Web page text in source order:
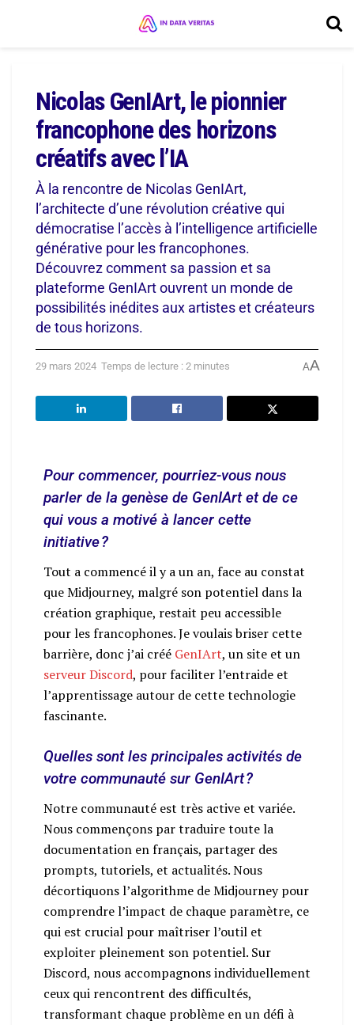
Nicolas GenIArt, le pionnier
francophone des horizons
créatifs avec l’IA
À la rencontre de Nicolas GenIArt,
l’architecte d’une révolution créative qui
démocratise l’accès à l’intelligence artificielle
générative pour les francophones.
Découvrez comment sa passion et sa
plateforme GenIArt ouvrent un monde de
possibilités inédites aux artistes et créateurs
de tous horizons.
29 mars 2024 Temps de lecture : 2 minutes AA
Pour commencer, pourriez-vous nous
parler de la genèse de GenIArt et de ce
qui vous a motivé à lancer cette
initiative ?
Tout a commencé il y a un an, face au constat
que Midjourney, malgré son potentiel dans la
création graphique, restait peu accessible
pour les francophones. Je voulais briser cette
barrière, donc j’ai créé GenIArt, un site et un
serveur Discord, pour faciliter l’entraide et
l’apprentissage autour de cette technologie
fascinante.
Quelles sont les principales activités de
votre communauté sur GenIArt ?
Notre communauté est très active et variée.
Nous commençons par traduire toute la
documentation en français, partager des
prompts, tutoriels, et actualités. Nous
décortiquons l’algorithme de Midjourney pour
comprendre l’impact de chaque paramètre, ce
qui est crucial pour maîtriser l’outil et
exploiter pleinement son potentiel. Sur
Discord, nous accompagnons individuellement
ceux qui rencontrent des difficultés,
transformant chaque problème en un défi à